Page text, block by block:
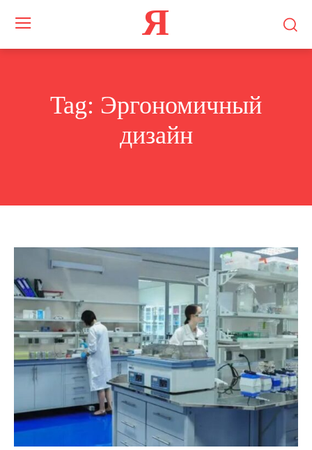
Я
Tag: Эргономичный
дизайн